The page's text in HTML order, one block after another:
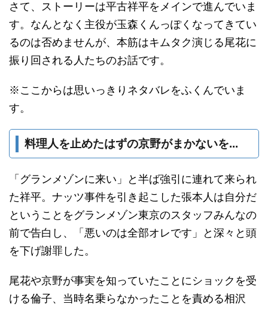
さて、ストーリーは平古祥平をメインで進んでいま
す。なんとなく主役が玉森くんっぽくなってきてい
るのは否めませんが、本筋はキムタク演じる尾花に
振り回される人たちのお話です。
※ここからは思いっきりネタバレをふくんでいま
す。
料理人を止めたはずの京野がまかないを...
「グランメゾンに来い」と半ば強引に連れて来られ
た祥平。ナッツ事件を引き起こした張本人は自分だ
ということをグランメゾン東京のスタッフみんなの
前で告白し、「悪いのは全部オレです」と深々と頭
を下げ謝罪した。
尾花や京野が事実を知っていたことにショックを受
ける倫子、当時名乗らなかったことを責める相沢